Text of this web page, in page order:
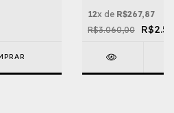
12x de R$267,87
R$3.060,00